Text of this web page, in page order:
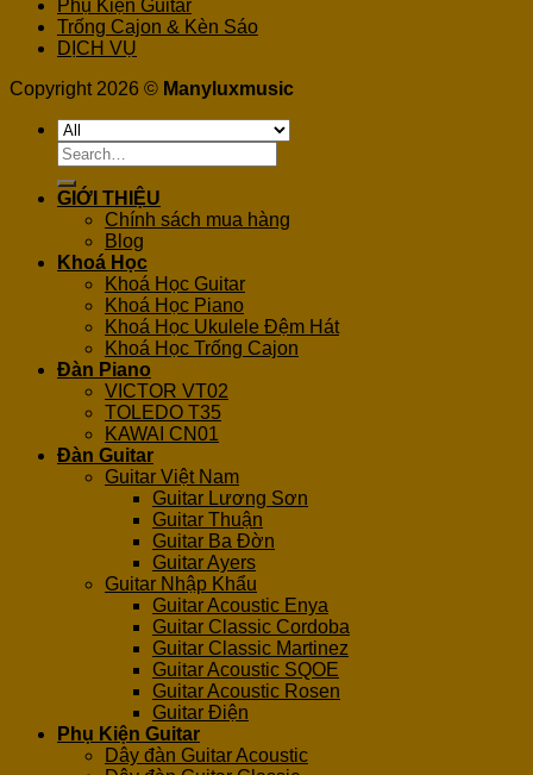
Phụ Kiện Guitar
Trống Cajon & Kèn Sáo
DỊCH VỤ
Copyright 2026 © Manyluxmusic
Search
for:
GIỚI THIỆU
Chính sách mua hàng
Blog
Khoá Học
Khoá Học Guitar
Khoá Học Piano
Khoá Học Ukulele Đệm Hát
Khoá Học Trống Cajon
Đàn Piano
VICTOR VT02
TOLEDO T35
KAWAI CN01
Đàn Guitar
Guitar Việt Nam
Guitar Lương Sơn
Guitar Thuận
Guitar Ba Đờn
Guitar Ayers
Guitar Nhập Khẩu
Guitar Acoustic Enya
Guitar Classic Cordoba
Guitar Classic Martinez
Guitar Acoustic SQOE
Guitar Acoustic Rosen
Guitar Điện
Phụ Kiện Guitar
Dây đàn Guitar Acoustic